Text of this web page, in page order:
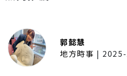
郭懿慧
地方時事 |